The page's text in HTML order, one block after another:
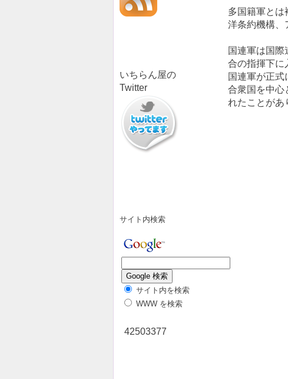
多国籍軍とは
洋条約機構、
国連軍は国
合の指揮下に
国連軍が正
合衆国を中心
れたことがあ
いちらん屋の
Twitter
サイト内検索
サイト内を検索
WWW を検索
42503377